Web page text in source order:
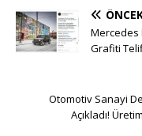
Mercedes
Grafiti
Otomotiv Sanayi
Açıkladı!